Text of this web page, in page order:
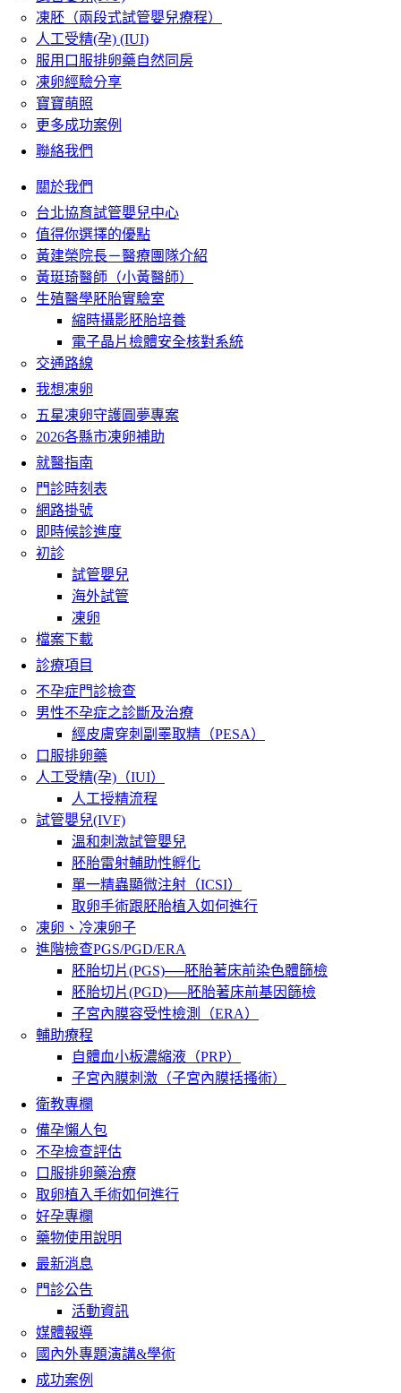
凍胚（兩段式試管嬰兒療程）
人工受精(孕) (IUI)
服用口服排卵藥自然同房
凍卵經驗分享
寶寶萌照
更多成功案例
聯絡我們
關於我們
台北協育試管嬰兒中心
值得你選擇的優點
黃建榮院長－醫療團隊介紹
黃珽琦醫師（小黃醫師）
生殖醫學胚胎實驗室
縮時攝影胚胎培養
電子晶片檢體安全核對系統
交通路線
我想凍卵
五星凍卵守護圓夢專案
2026各縣市凍卵補助
就醫指南
門診時刻表
網路掛號
即時候診進度
初診
試管嬰兒
海外試管
凍卵
檔案下載
診療項目
不孕症門診檢查
男性不孕症之診斷及治療
經皮膚穿刺副睪取精（PESA）
口服排卵藥
人工受精(孕)（IUI）
人工授精流程
試管嬰兒(IVF)
溫和刺激試管嬰兒
胚胎雷射輔助性孵化
單一精蟲顯微注射（ICSI）
取卵手術跟胚胎植入如何進行
凍卵、冷凍卵子
進階檢查PGS/PGD/ERA
胚胎切片(PGS)──胚胎著床前染色體篩檢
胚胎切片(PGD)──胚胎著床前基因篩檢
子宮內膜容受性檢測（ERA）
輔助療程
自體血小板濃縮液（PRP）
子宮內膜刺激（子宮內膜括搔術）
衛教專欄
備孕懶人包
不孕檢查評估
口服排卵藥治療
取卵植入手術如何進行
好孕專欄
藥物使用說明
最新消息
門診公告
活動資訊
媒體報導
國內外專題演講&學術
成功案例